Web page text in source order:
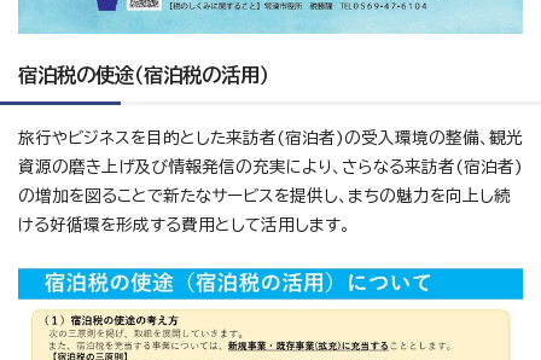
宿泊税の使途（宿泊税の活用）
旅行やビジネスを目的とした来訪者(宿泊者)の受入環境の整備、観光
資源の磨き上げ及び情報発信の充実により、さらなる来訪者(宿泊者)
の増加を図ることで新たなサービスを提供し、まちの魅力を向上し続
ける好循環を形成する費用として活用します。